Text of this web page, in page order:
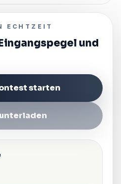
ECHTZEIT
und
starten